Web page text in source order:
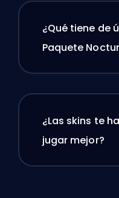
¿Qué tiene de
Paquete
¿Las skins te
jugar mejor?